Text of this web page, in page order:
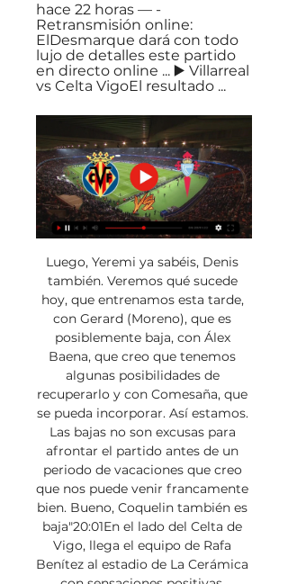
hace 22 horas — -
Retransmisión online:
ElDesmarque dará con todo
lujo de detalles este partido
en directo online ... ▶️ Villarreal
vs Celta VigoEl resultado ...
Luego, Yeremi ya sabéis, Denis
también. Veremos qué sucede
hoy, que entrenamos esta tarde,
con Gerard (Moreno), que es
posiblemente baja, con Álex
Baena, que creo que tenemos
algunas posibilidades de
recuperarlo y con Comesaña, que
se pueda incorporar. Así estamos.
Las bajas no son excusas para
afrontar el partido antes de un
periodo de vacaciones que creo
que nos puede venir francamente
bien. Bueno, Coquelin también es
baja"20:01En el lado del Celta de
Vigo, llega el equipo de Rafa
Benítez al estadio de La Cerámica